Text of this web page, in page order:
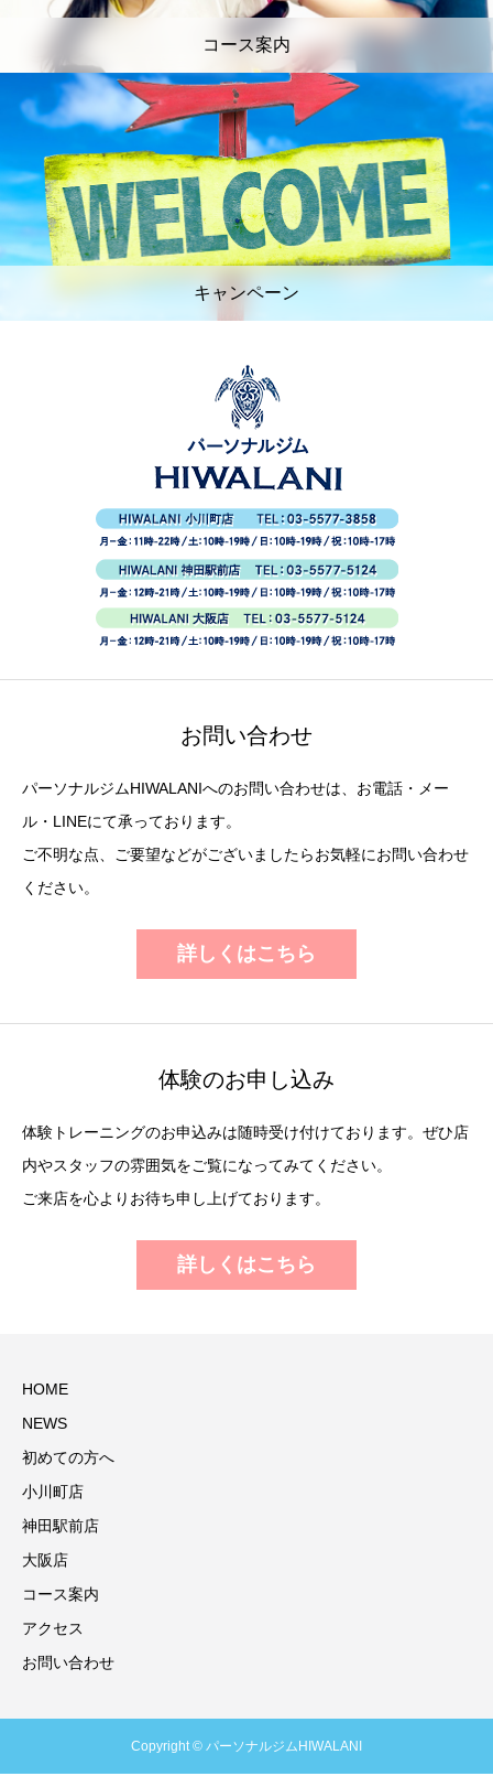
コース案内
キャンペーン
お問い合わせ
パーソナルジムHIWALANIへのお問い合わせは、お電話・メー
ル・LINEにて承っております。
ご不明な点、ご要望などがございましたらお気軽にお問い合わせ
ください。
詳しくはこちら
体験のお申し込み
体験トレーニングのお申込みは随時受け付けております。ぜひ店
内やスタッフの雰囲気をご覧になってみてください。
ご来店を心よりお待ち申し上げております。
詳しくはこちら
HOME
NEWS
初めての方へ
小川町店
神田駅前店
大阪店
コース案内
アクセス
お問い合わせ
Copyright © パーソナルジムHIWALANI